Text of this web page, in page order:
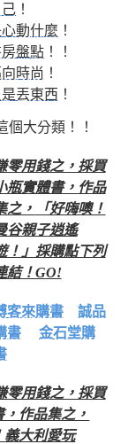
！
動什麼 ！
盤點 ！！
時尚 ！
丟東西 ！
個大分類！！
零用錢之，採買
瓶實體書，作品
之，
「好嗨噢！
谷親子逍遙
！」採購點下列
結！GO!
客來購書
誠品
書
金石堂購
零用錢之，採買
作品集之，
義大利愛玩